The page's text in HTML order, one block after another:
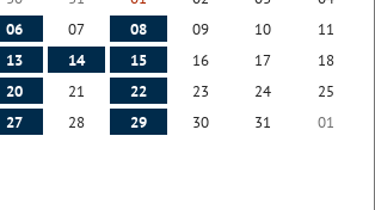
06 07 08 09 10 11
13 14 15 16 17 18
20 21 22 23 24 25
27 28 29 30 31 01